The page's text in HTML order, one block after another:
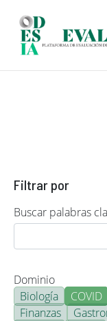
Filtrar por
Buscar palabras
Dominio
Biología
COVID
Finanzas